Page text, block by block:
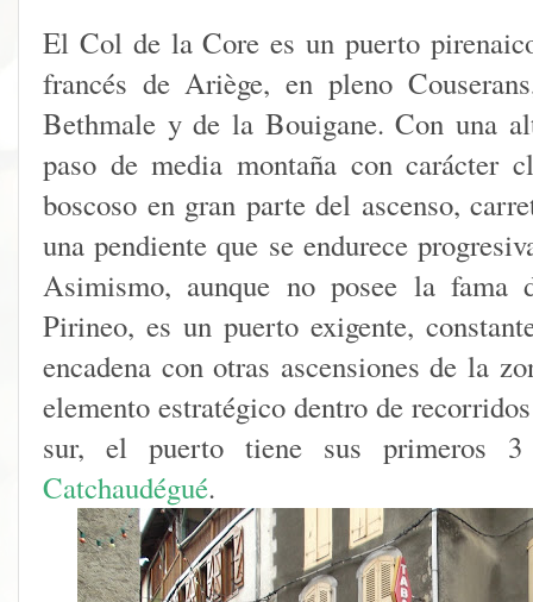
El Col de la Core es un puerto
francés de Ariège, en pleno
Bethmale y de la Bouigane. Con una
paso de media montaña con carácter
boscoso en gran parte del ascenso,
una pendiente que se endurece
Asimismo, aunque no posee la fama
Pirineo, es un puerto exigente,
encadena con otras ascensiones de la
elemento estratégico dentro de
sur, el puerto tiene sus primeros
Catchaudégué.